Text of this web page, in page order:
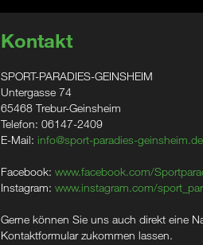
Kontakt
SPORT-PARADIES-GEINSHEIM
Untergasse 74
65468 Trebur-Geinsheim
Telefon: 06147-2409
E-Mail: info@sport-paradies-geinsheim.de
Facebook: www.facebook.com/
Instagram: www.instagram.com/
Gerne können Sie uns auch direkt eine
Kontaktformular zukommen lassen.